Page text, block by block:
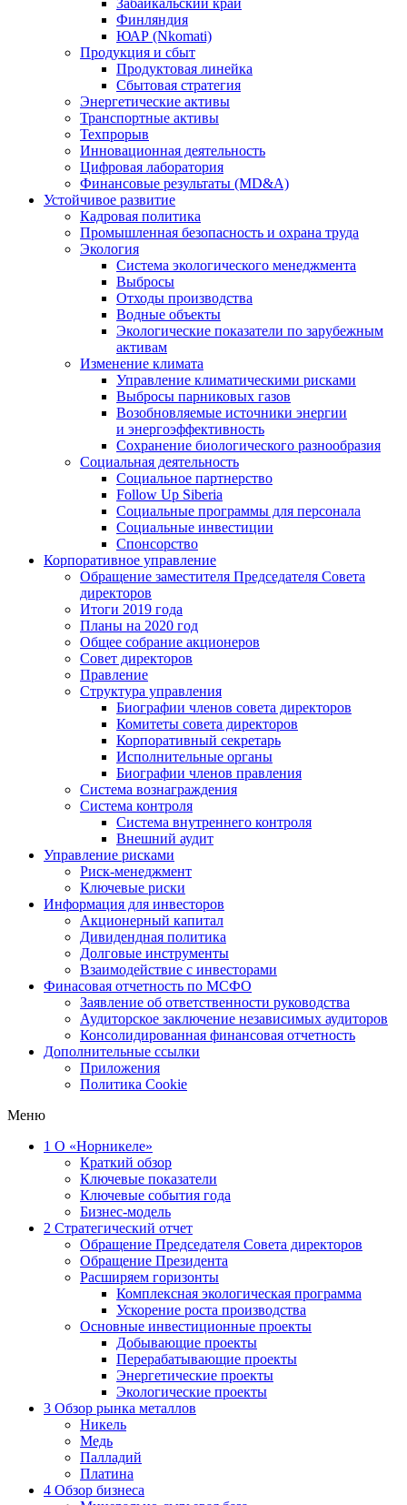
Забайкальский край
Финляндия
ЮАР (Nkomati)
Продукция и сбыт
Продуктовая линейка
Сбытовая стратегия
Энергетические активы
Транспортные активы
Техпрорыв
Инновационная деятельность
Цифровая лаборатория
Финансовые результаты (MD&A)
Устойчивое развитие
Кадровая политика
Промышленная безопасность и охрана труда
Экология
Система экологического менеджмента
Выбросы
Отходы производства
Водные объекты
Экологические показатели по зарубежным
активам
Изменение климата
Управление климатическими рисками
Выбросы парниковых газов
Возобновляемые источники энергии
и энергоэффективность
Сохранение биологического разнообразия
Социальная деятельность
Социальное партнерство
Follow Up Siberia
Социальные программы для персонала
Социальные инвестиции
Спонсорство
Корпоративное управление
Обращение заместителя Председателя Совета
директоров
Итоги 2019 года
Планы на 2020 год
Общее собрание акционеров
Совет директоров
Правление
Структура управления
Биографии членов совета директоров
Комитеты совета директоров
Корпоративный секретарь
Исполнительные органы
Биографии членов правления
Система вознаграждения
Система контроля
Система внутреннего контроля
Внешний аудит
Управление рисками
Риск-менеджмент
Ключевые риски
Информация для инвесторов
Акционерный капитал
Дивидендная политика
Долговые инструменты
Взаимодействие с инвеcторами
Финасовая отчетность по МСФО
Заявление об ответственности руководства
Аудиторское заключение независимых аудиторов
Консолидированная финансовая отчетность
Дополнительные ссылки
Приложения
Политика Cookie
Меню
1 О «Норникеле»
Краткий обзор
Ключевые показатели
Ключевые события года
Бизнес-модель
2 Стратегический отчет
Обращение Председателя Совета директоров
Обращение Президента
Расширяем горизонты
Комплексная экологическая программа
Ускорение роста производства
Основные инвестиционные проекты
Добывающие проекты
Перерабатывающие проекты
Энергетические проекты
Экологические проекты
3 Обзор рынка металлов
Никель
Медь
Палладий
Платина
4 Обзор бизнеса